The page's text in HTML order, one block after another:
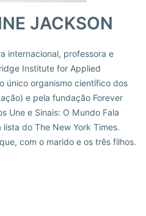
JACKSON
internacional, professora e
Institute for Applied
único organismo científico dos
e pela fundação Forever
Une e Sinais: O Mundo Fala
do The New York Times.
com o marido e os três filhos.